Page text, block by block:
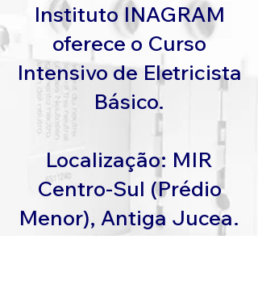
Instituto INAGRAM
oferece o Curso
Intensivo de Eletricista
Básico.
Localização: MIR
Centro-Sul (Prédio
Menor), Antiga Jucea.